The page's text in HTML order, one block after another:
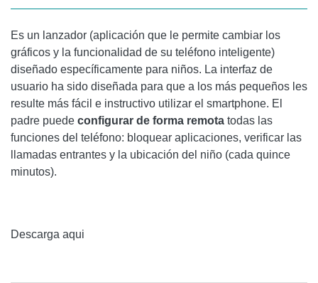
Es un lanzador (aplicación que le permite cambiar los
gráficos y la funcionalidad de su teléfono inteligente)
diseñado específicamente para niños. La interfaz de
usuario ha sido diseñada para que a los más pequeños les
resulte más fácil e instructivo utilizar el smartphone. El
padre puede configurar de forma remota todas las
funciones del teléfono: bloquear aplicaciones, verificar las
llamadas entrantes y la ubicación del niño (cada quince
minutos).
Descarga aqui